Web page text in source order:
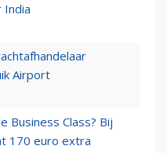
India
Airport
Business Class? Bij
170 euro extra